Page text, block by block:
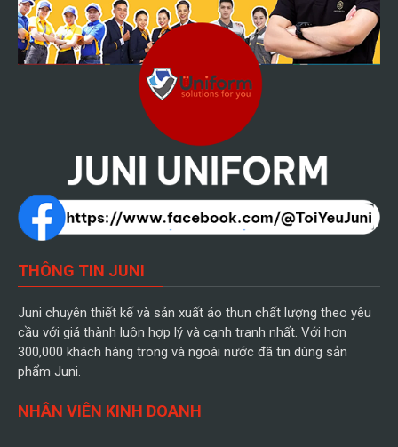
THÔNG TIN JUNI
Juni chuyên thiết kế và sản xuất áo thun chất lượng theo yêu
cầu với giá thành luôn hợp lý và cạnh tranh nhất. Với hơn
300,000 khách hàng trong và ngoài nước đã tin dùng sản
phẩm Juni.
NHÂN VIÊN KINH DOANH